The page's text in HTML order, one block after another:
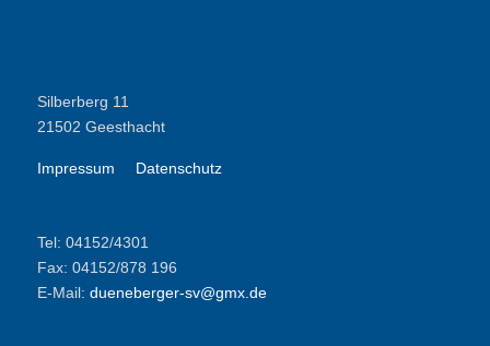
Silberberg 11
21502 Geesthacht
Impressum Datenschutz
Tel: 04152/4301
Fax: 04152/878 196
E-Mail: dueneberger-sv@gmx.de